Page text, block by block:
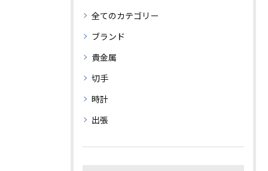
全てのカテゴリー
ブランド
貴金属
切手
時計
出張